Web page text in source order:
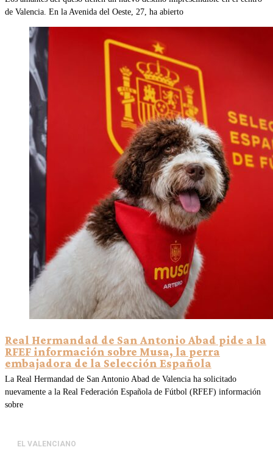
de Valencia. En la Avenida del Oeste, 27, ha abierto
Real Hermandad de San Antonio Abad pide a la
RFEF información sobre Musa, la perra
embajadora de la Selección Española
La Real Hermandad de San Antonio Abad de Valencia ha solicitado
nuevamente a la Real Federación Española de Fútbol (RFEF) información
sobre
EL VALENCIANO